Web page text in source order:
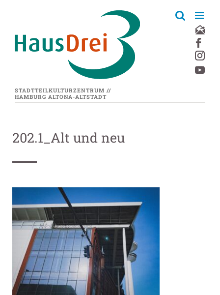
STADTTEILKULTURZENTRUM //
HAMBURG ALTONA-ALTSTADT
202.1_Alt und neu